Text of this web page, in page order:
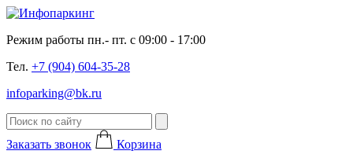
Режим работы пн.- пт. с 09:00 - 17:00
Тел. +7 (904) 604-35-28
infoparking@bk.ru
Заказать звонок Корзина